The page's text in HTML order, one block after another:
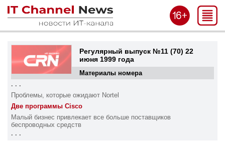
Регулярный выпуск №11 (70) 22
июня 1999 года
Материалы номера
. . .
Проблемы, которые ожидают Nortel
Две программы Cisco
Малый бизнес привлекает все больше поставщиков
беспроводных средств
. . .